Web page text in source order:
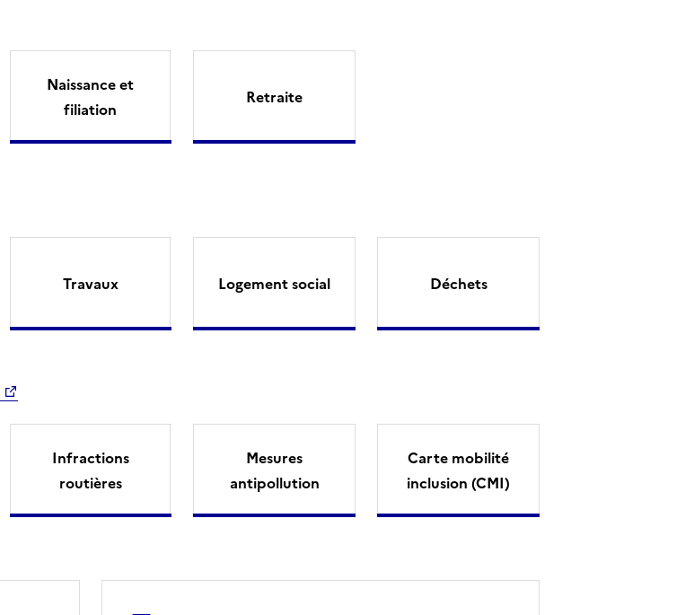
Naissance et
filiation
Retraite
Travaux Logement social Déchets
Infractions
routières
Mesures
antipollution
Carte mobilité
inclusion (CMI)